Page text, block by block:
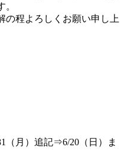
の程よろしくお願い申し上
（月）追記⇒6/20（日）ま